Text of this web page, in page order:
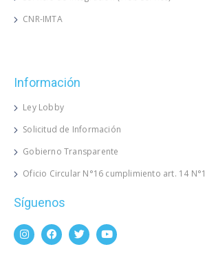
CNR-IMTA
Información
Ley Lobby
Solicitud de Información
Gobierno Transparente
Oficio Circular N°16 cumplimiento art. 14 N°1
Síguenos